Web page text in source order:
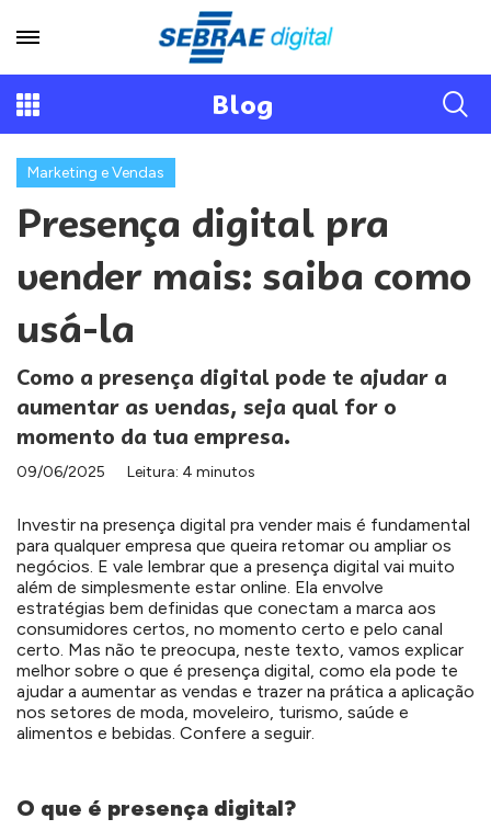
Blog
Marketing e Vendas
Presença digital pra
vender mais: saiba como
usá-la
Como a presença digital pode te ajudar a
aumentar as vendas, seja qual for o
momento da tua empresa.
09/06/2025 Leitura: 4 minutos
Investir na presença digital pra vender mais é fundamental
para qualquer empresa que queira retomar ou ampliar os
negócios. E vale lembrar que a presença digital vai muito
além de simplesmente estar online. Ela envolve
estratégias bem definidas que conectam a marca aos
consumidores certos, no momento certo e pelo canal
certo. Mas não te preocupa, neste texto, vamos explicar
melhor sobre o que é presença digital, como ela pode te
ajudar a aumentar as vendas e trazer na prática a aplicação
nos setores de moda, moveleiro, turismo, saúde e
alimentos e bebidas. Confere a seguir.
O que é presença digital?